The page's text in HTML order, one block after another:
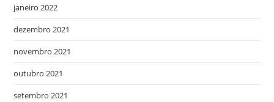
janeiro 2022
dezembro 2021
novembro 2021
outubro 2021
setembro 2021